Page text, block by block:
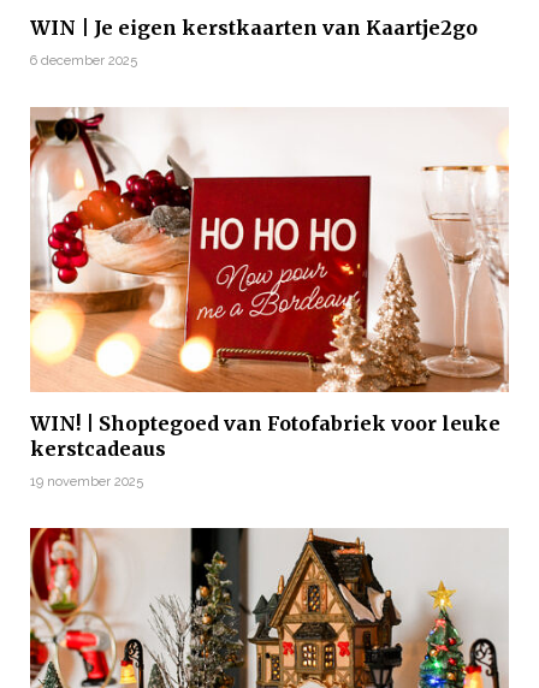
WIN | Je eigen kerstkaarten van Kaartje2go
6 december 2025
WIN! | Shoptegoed van Fotofabriek voor leuke
kerstcadeaus
19 november 2025